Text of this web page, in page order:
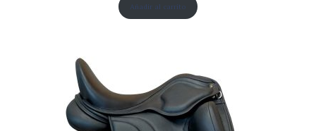
Añadir al carrito